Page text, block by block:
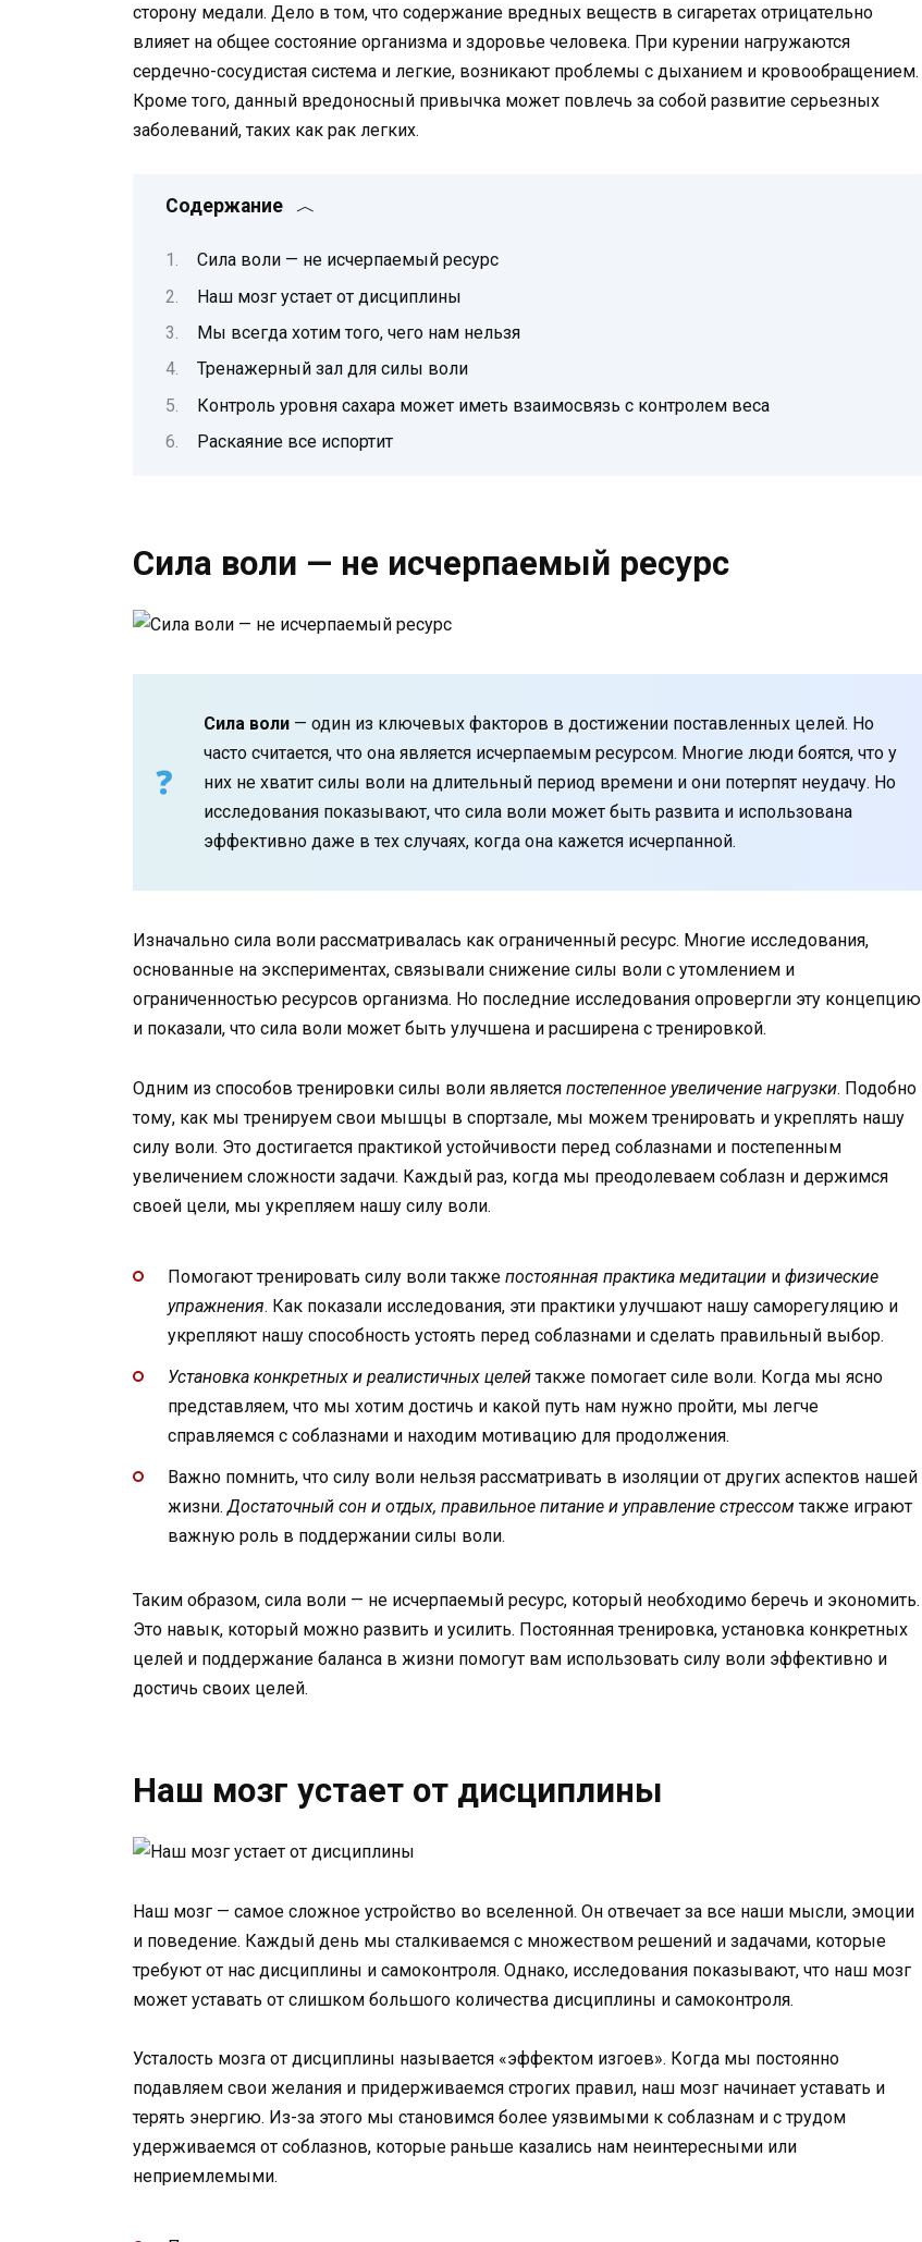
сторону медали. Дело в том, что содержание вредных веществ в сигаретах отрицательно
влияет на общее состояние организма и здоровье человека. При курении нагружаются
сердечно-сосудистая система и легкие, возникают проблемы с дыханием и кровообращением.
Кроме того, данный вредоносный привычка может повлечь за собой развитие серьезных
заболеваний, таких как рак легких.
Содержание
Сила воли — не исчерпаемый ресурс
Наш мозг устает от дисциплины
Мы всегда хотим того, чего нам нельзя
Тренажерный зал для силы воли
Контроль уровня сахара может иметь взаимосвязь с контролем веса
Раскаяние все испортит
Сила воли — не исчерпаемый ресурс
Сила воли — один из ключевых факторов в достижении поставленных целей. Но
часто считается, что она является исчерпаемым ресурсом. Многие люди боятся, что у
них не хватит силы воли на длительный период времени и они потерпят неудачу. Но
исследования показывают, что сила воли может быть развита и использована
эффективно даже в тех случаях, когда она кажется исчерпанной.
Изначально сила воли рассматривалась как ограниченный ресурс. Многие исследования,
основанные на экспериментах, связывали снижение силы воли с утомлением и
ограниченностью ресурсов организма. Но последние исследования опровергли эту концепцию
и показали, что сила воли может быть улучшена и расширена с тренировкой.
Одним из способов тренировки силы воли является постепенное увеличение нагрузки. Подобно
тому, как мы тренируем свои мышцы в спортзале, мы можем тренировать и укреплять нашу
силу воли. Это достигается практикой устойчивости перед соблазнами и постепенным
увеличением сложности задачи. Каждый раз, когда мы преодолеваем соблазн и держимся
своей цели, мы укрепляем нашу силу воли.
Помогают тренировать силу воли также постоянная практика медитации и физические
упражнения. Как показали исследования, эти практики улучшают нашу саморегуляцию и
укрепляют нашу способность устоять перед соблазнами и сделать правильный выбор.
Установка конкретных и реалистичных целей также помогает силе воли. Когда мы ясно
представляем, что мы хотим достичь и какой путь нам нужно пройти, мы легче
справляемся с соблазнами и находим мотивацию для продолжения.
Важно помнить, что силу воли нельзя рассматривать в изоляции от других аспектов нашей
жизни.Достаточный сон и отдых, правильное питание и управление стрессом также играют
важную роль в поддержании силы воли.
Таким образом, сила воли — не исчерпаемый ресурс, который необходимо беречь и экономить.
Это навык, который можно развить и усилить. Постоянная тренировка, установка конкретных
целей и поддержание баланса в жизни помогут вам использовать силу воли эффективно и
достичь своих целей.
Наш мозг устает от дисциплины
Наш мозг — самое сложное устройство во вселенной. Он отвечает за все наши мысли, эмоции
и поведение. Каждый день мы сталкиваемся с множеством решений и задачами, которые
требуют от нас дисциплины и самоконтроля. Однако, исследования показывают, что наш мозг
может уставать от слишком большого количества дисциплины и самоконтроля.
Усталость мозга от дисциплины называется «эффектом изгоев». Когда мы постоянно
подавляем свои желания и придерживаемся строгих правил, наш мозг начинает уставать и
терять энергию. Из-за этого мы становимся более уязвимыми к соблазнам и с трудом
удерживаемся от соблазнов, которые раньше казались нам неинтересными или
неприемлемыми.